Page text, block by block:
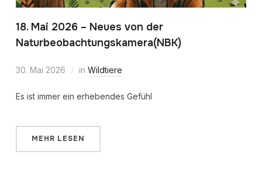
18. Mai 2026 – Neues von der
Naturbeobachtungskamera(NBK)
30. Mai 2026 in Wildtiere
Es ist immer ein erhebendes Gefühl
MEHR LESEN